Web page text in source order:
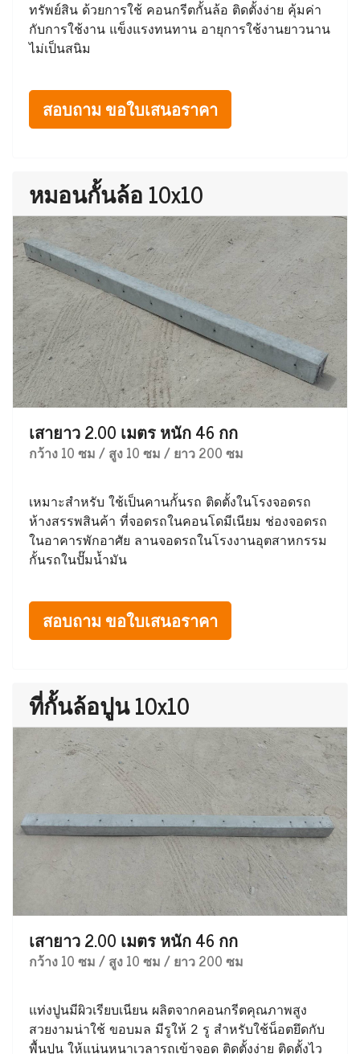
ทรัพย์สิน ด้วยการใช้ คอนกรีตกั้นล้อ ติดตั้งง่าย คุ้มค่า
กับการใช้งาน แข็งแรงทนทาน อายุการใช้งานยาวนาน
ไม่เป็นสนิม
สอบถาม ขอใบเสนอราคา
หมอนกั้นล้อ 10x10
เสายาว 2.00 เมตร หนัก 46 กก
กว้าง 10 ซม / สูง 10 ซม / ยาว 200 ซม
เหมาะสำหรับ ใช้เป็นคานกั้นรถ ติดตั้งในโรงจอดรถ
ห้างสรรพสินค้า ที่จอดรถในคอนโดมีเนียม ช่องจอดรถ
ในอาคารพักอาศัย ลานจอดรถในโรงงานอุตสาหกรรม
กั้นรถในปั๊มน้ำมัน
สอบถาม ขอใบเสนอราคา
ที่กั้นล้อปูน 10x10
เสายาว 2.00 เมตร หนัก 46 กก
กว้าง 10 ซม / สูง 10 ซม / ยาว 200 ซม
แท่งปูนมีผิวเรียบเนียน ผลิตจากคอนกรีตคุณภาพสูง
สวยงามน่าใช้ ขอบมล มีรูให้ 2 รู สำหรับใช้น็อตยึดกับ
พื้นปูน ให้แน่นหนาเวลารถเข้าจอด ติดตั้งง่าย ติดตั้งไว